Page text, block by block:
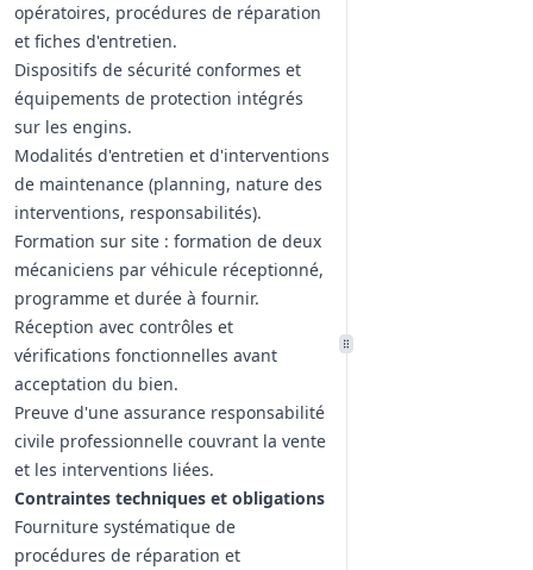
opératoires, procédures de réparation
et fiches d'entretien.
Dispositifs de sécurité conformes et
équipements de protection intégrés
sur les engins.
Modalités d'entretien et d'interventions
de maintenance (planning, nature des
interventions, responsabilités).
Formation sur site : formation de deux
mécaniciens par véhicule réceptionné,
programme et durée à fournir.
Réception avec contrôles et
vérifications fonctionnelles avant
acceptation du bien.
Preuve d'une assurance responsabilité
civile professionnelle couvrant la vente
et les interventions liées.
Contraintes techniques et obligations
Fourniture systématique de
procédures de réparation et